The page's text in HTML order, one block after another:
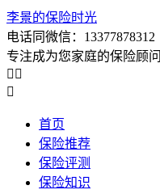
李景的保险时光
电话同微信：13377878312
专注成为您家庭的保险顾问
 

首页
保险推荐
保险评测
保险知识